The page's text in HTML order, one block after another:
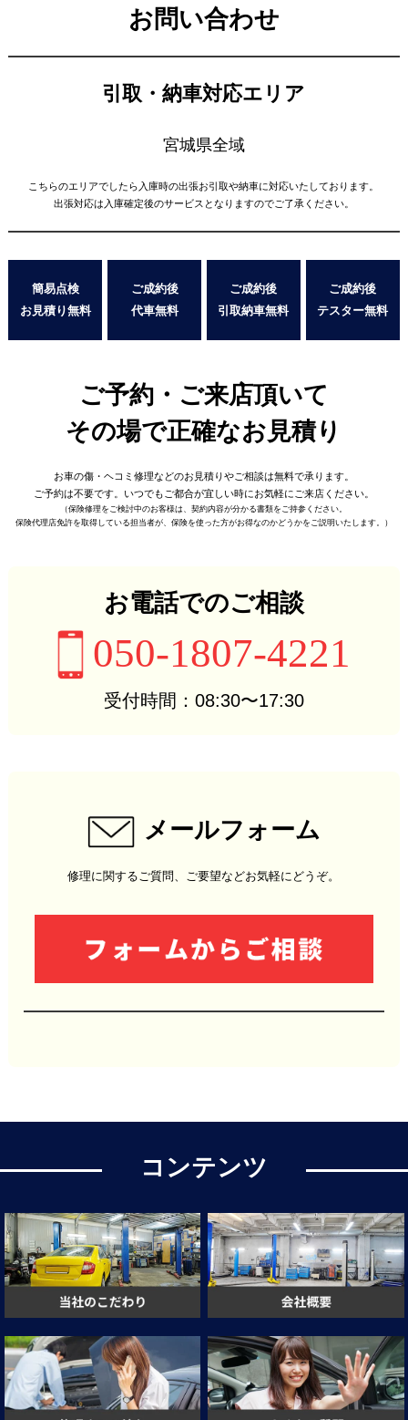
お問い合わせ
引取・納車対応エリア
宮城県全域
こちらのエリアでしたら入庫時の出張お引取や納車に対応いたしております。
出張対応は入庫確定後のサービスとなりますのでご了承ください。
簡易点検
お見積り無料
ご成約後
代車無料
ご成約後
引取納車無料
ご成約後
テスター無料
ご予約・ご来店頂いて
その場で正確なお見積り
お車の傷・ヘコミ修理などのお見積りやご相談は無料で承ります。
ご予約は不要です。 いつでもご都合が宜しい時にお気軽にご来店ください。
（保険修理をご検討中のお客様は、契約内容が分かる書類をご持参ください。
保険代理店免許を取得している担当者が、 保険を使った方がお得なのかどうかをご説明いたします。）
お電話でのご相談
050-1807-4221
受付時間：08:30〜17:30
メールフォーム
修理に関するご質問、ご要望などお気軽にどうぞ。
コンテンツ